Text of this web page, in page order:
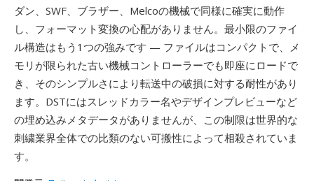
ダン、SWF、ブラザー、Melcoの機械で同様に確実に動作
し、フォーマット変換の心配がありません。最小限のファイ
ル構造はもう1つの強みです — ファイルはコンパクトで、メ
モリが限られた古い機械コントローラーでも即座にロードで
き、そのシンプルさにより転送中の破損に対する耐性があり
ます。DSTにはスレッドカラー名やデザインプレビューなど
の埋め込みメタデータがありませんが、この制限は世界的な
刺繍業界全体での比類のない可搬性によって相殺されていま
す。